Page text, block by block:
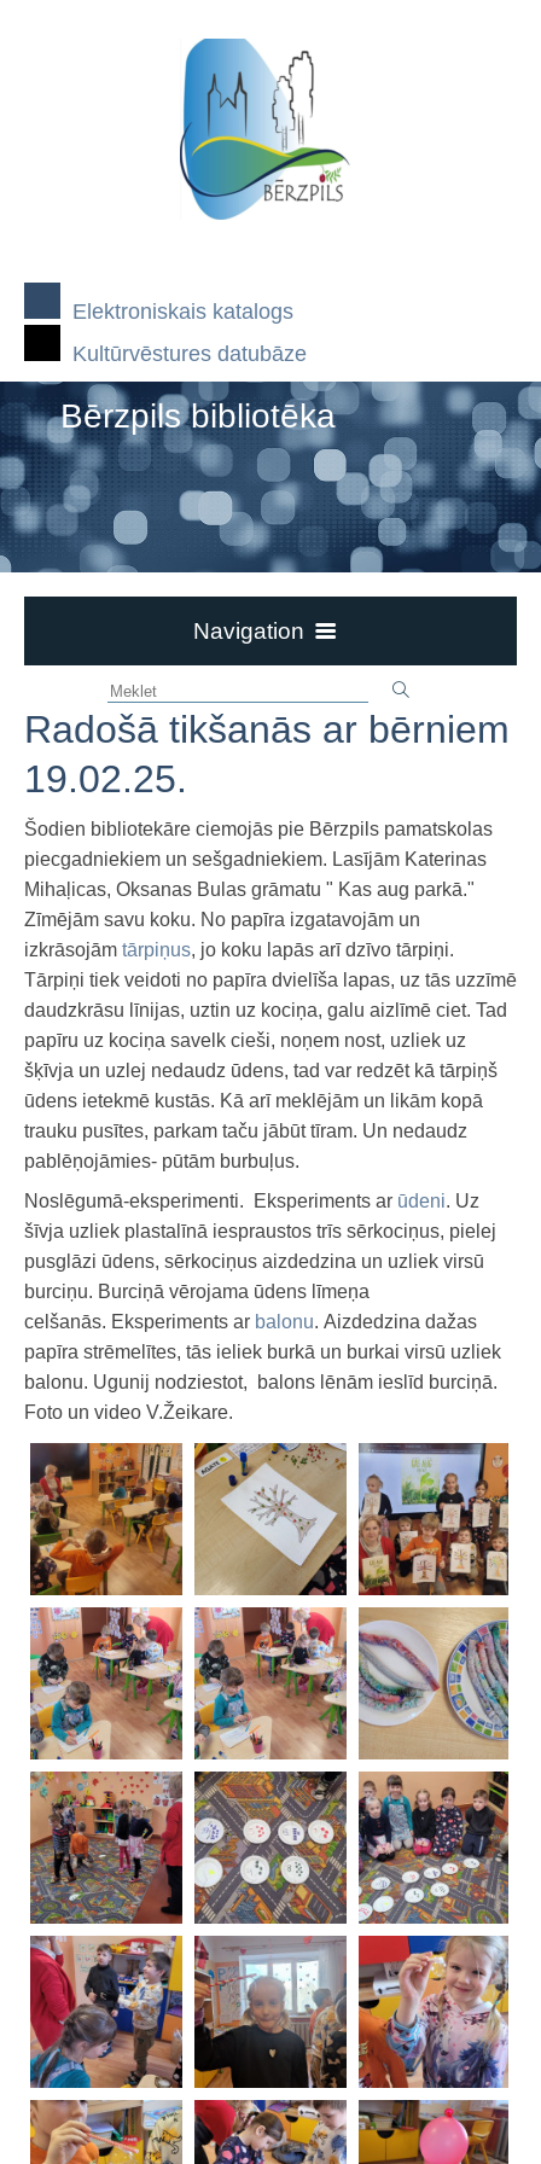
Elektroniskais katalogs
Kultūrvēstures datubāze
Bērzpils bibliotēka
Navigation
Ievērībai!
Dokumenti
Novadpētniecība
Pasākumi un izstādes
Pasākumi un izstādes 2026
Pasākumi un izstādes 2025
Izstādes
Izglītojošā nodarbība 05.11.25.
Virtuālā viktorīna ''Pabeidz iesākto latvju dainu''.
Praktiskā nodarbība 08.10.25.
Dzejas pasākums 03.10.25.
Izglītojošā nodarbība 25.09.25.
Praktiskā nodarbība 24.09.25.
5.un 7.klašu skolēni bibliotēkā 18.09.25.
Radošā tikšanās ar bērniem 10.09.25.
Radošā tikšanās ar 1.klasi 02.09.25.
Dzejas pastaiga ar bērniem 14.05.25.
Radošā tikšanās ar bērniem 23.04.25.
Radošā tikšanās ar bērniem 5.03.25.
Radošā tikšanās ar bērniem 19.02.25.
Pasākums-Literārā stunda 21.01.25.
Pasākumi un izstādes 2019.-2024.
Virtuālās izstādes
Galerijas
Jaunieguvumi
3td e-GRĀMATU bibliotēka
Bērnu, jauniešu un vecāku žūrija
Ziemeļvalstu literatūras nedēļa (norises)
Darbs ar tiešsaites katalogu
Preses izdevumi
Publicitāte
Noderīgas saites
Radošā tikšanās ar bērniem
19.02.25.
Šodien bibliotekāre ciemojās pie Bērzpils pamatskolas
piecgadniekiem un sešgadniekiem. Lasījām Katerinas
Mihaļicas, Oksanas Bulas grāmatu " Kas aug parkā."
Zīmējām savu koku. No papīra izgatavojām un
izkrāsojām tārpiņus, jo koku lapās arī dzīvo tārpiņi.
Tārpiņi tiek veidoti no papīra dvielīša lapas, uz tās uzzīmē
daudzkrāsu līnijas, uztin uz kociņa, galu aizlīmē ciet. Tad
papīru uz kociņa savelk cieši, noņem nost, uzliek uz
šķīvja un uzlej nedaudz ūdens, tad var redzēt kā tārpiņš
ūdens ietekmē kustās. Kā arī meklējām un likām kopā
trauku pusītes, parkam taču jābūt tīram. Un nedaudz
pablēņojāmies- pūtām burbuļus.
Noslēgumā-eksperimenti. Eksperiments ar ūdeni. Uz
šīvja uzliek plastalīnā iespraustos trīs sērkociņus, pielej
pusglāzi ūdens, sērkociņus aizdedzina un uzliek virsū
burciņu. Burciņā vērojama ūdens līmeņa
celšanās. Eksperiments ar balonu. Aizdedzina dažas
papīra strēmelītes, tās ieliek burkā un burkai virsū uzliek
balonu. Ugunij nodziestot, balons lēnām ieslīd burciņā.
Foto un video V.Žeikare.